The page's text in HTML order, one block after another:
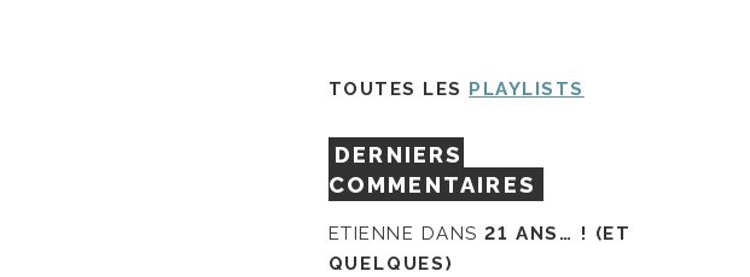
TOUTES LES PLAYLISTS
DERNIERS
COMMENTAIRES
ETIENNE DANS21 ANS… ! (ET
QUELQUES)